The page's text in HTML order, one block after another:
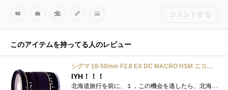
コメントする
このアイテムを持ってる人のレビュー
シグマ 18-50mm F2.8 EX DC MACRO HSM ニコン用
IYH！！！
北海道旅行を前に、１，この機会を逃したら、北海道で大自然を撮るなんて次はいつになるかわからん！２，でも、撮るならやっぱり広角ズーム�...